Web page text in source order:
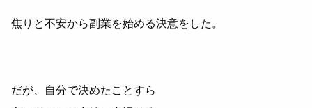
焦りと不安から副業を始める決意をした。
だが、自分で決めたことすら